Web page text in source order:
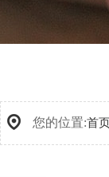
您的位置:首